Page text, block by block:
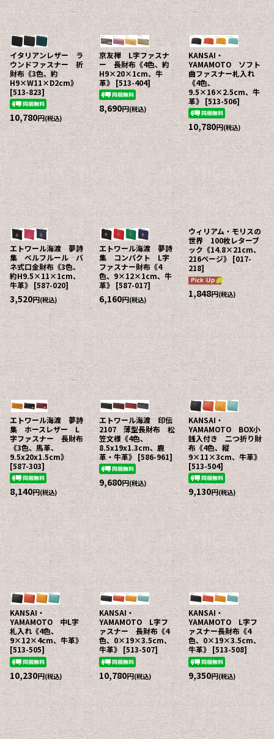
イタリアンレザー ラ
ウンドファスナー 折
財布《3色、約
H9×W11×D2cm》
[513-823]
10,780円(税込)
京友禅 L字ファスナ
ー 長財布《4色、約
H9×20×1cm、牛
革》 [513-404]
8,690円(税込)
KANSAI・
YAMAMOTO ソフト
曲ファスナー札入れ
《4色、
9.5×16×2.5cm、牛
革》 [513-506]
10,780円(税込)
エトワール海渡 夢詩
集 ベルフルール バ
ネ式口金財布《3色、
約H9.5×11×1cm、
牛革》 [587-020]
3,520円(税込)
エトワール海渡 夢詩
集 コンパクト L字
ファスナー財布《4
色、9×12×1cm、牛
革》 [587-017]
6,160円(税込)
ウィリアム・モリスの
世界 100枚レターブ
ック《14.8×21cm、
216ページ》 [017-
218]
1,848円(税込)
エトワール海渡 夢詩
集 ホースレザー L
字ファスナー 長財布
《3色、馬革、
9.5x20x1.5cm》
[587-303]
8,140円(税込)
エトワール海渡 印伝
2107 薄型長財布 松
笠文様《4色、
8.5x19x1.3cm、鹿
革・牛革》 [586-961]
9,680円(税込)
KANSAI・
YAMAMOTO BOX小
銭入付き 二つ折り財
布《4色、縦
9×11×3cm、牛革》
[513-504]
9,130円(税込)
KANSAI・
YAMAMOTO 中L字
札入れ《4色、
9×12×4cm、牛革》
[513-505]
10,230円(税込)
KANSAI・
YAMAMOTO L字フ
ァスナー 長財布《4
色、0×19×3.5cm、
牛革》 [513-507]
10,780円(税込)
KANSAI・
YAMAMOTO L字フ
ァスナー長財布《4
色、0×19×3.5cm、
牛革》 [513-508]
9,350円(税込)